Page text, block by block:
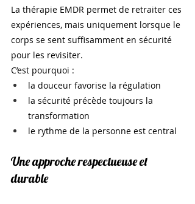
La thérapie EMDR permet de retraiter ces
expériences, mais uniquement lorsque le
corps se sent suffisamment en sécurité
pour les revisiter.
C’est pourquoi :
la douceur favorise la régulation
la sécurité précède toujours la
transformation
le rythme de la personne est central
Une approche respectueuse et
durable